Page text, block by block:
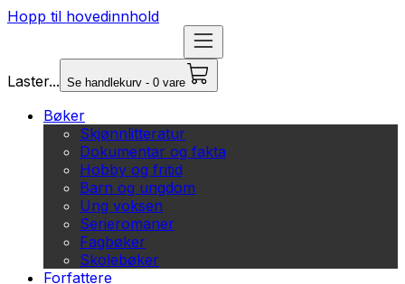
Hopp til hovedinnhold
Laster... Se handlekurv - 0 vare
Bøker
Skjønnlitteratur
Dokumentar og fakta
Hobby og fritid
Barn og ungdom
Ung voksen
Serieromaner
Fagbøker
Skolebøker
Forfattere